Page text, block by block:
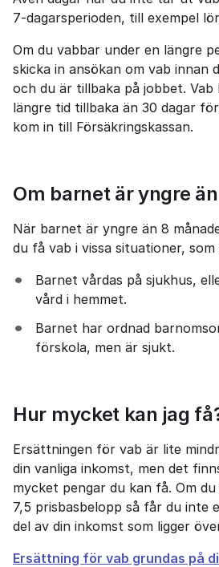
7‑dagarsperioden, till exempel
Om du vabbar under en längre
skicka in ansökan om vab innan
och du är tillbaka på jobbet.
längre tid tillbaka än 30 dagar
kom in till Försäkringskassan.
Om barnet är yngre
När barnet är yngre än 8
du få vab i vissa situationer,
Barnet vårdas på sjukhus,
vård i hemmet.
Barnet har ordnad
förskola, men är sjukt.
Hur mycket kan jag
Ersättningen för vab är lite
din vanliga inkomst, men det
mycket pengar du kan få. Om
7,5 prisbasbelopp så får du inte
del av din inkomst som ligger
Ersättning för vab grundas på